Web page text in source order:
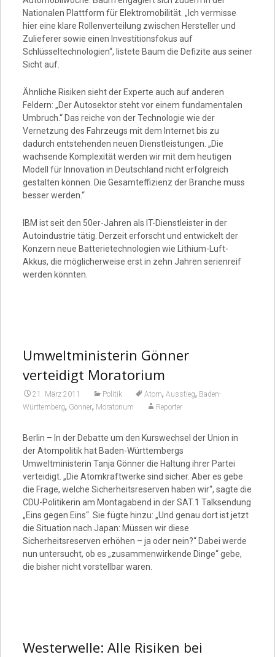
Nationalen Plattform für Elektromobilität. „Ich vermisse
hier eine klare Rollenverteilung zwischen Hersteller und
Zulieferer sowie einen Investitionsfokus auf
Schlüsseltechnologien“, listete Baum die Defizite aus seiner
Sicht auf.
Ähnliche Risiken sieht der Experte auch auf anderen
Feldern: „Der Autosektor steht vor einem fundamentalen
Umbruch.“ Das reiche von der Technologie wie der
Vernetzung des Fahrzeugs mit dem Internet bis zu
dadurch entstehenden neuen Dienstleistungen. „Die
wachsende Komplexität werden wir mit dem heutigen
Modell für Innovation in Deutschland nicht erfolgreich
gestalten können. Die Gesamteffizienz der Branche muss
besser werden.“
IBM ist seit den 50er-Jahren als IT-Dienstleister in der
Autoindustrie tätig. Derzeit erforscht und entwickelt der
Konzern neue Batterietechnologien wie Lithium-Luft-
Akkus, die möglicherweise erst in zehn Jahren serienreif
werden könnten.
Umweltministerin Gönner
verteidigt Moratorium
21. März 2011 Politik Atom, Ausstieg, Baden-
Württemberg, Gönner, Moratorium Reporter
Berlin – In der Debatte um den Kurswechsel der Union in
der Atompolitik hat Baden-Württembergs
Umweltministerin Tanja Gönner die Haltung ihrer Partei
verteidigt. „Die Atomkraftwerke sind sicher. Aber es gebe
die Frage, welche Sicherheitsreserven haben wir“, sagte die
CDU-Politikerin am Montagabend in der SAT.1 Talksendung
„Eins gegen Eins“. Sie fügte hinzu: „Und genau dort ist jetzt
die Situation nach Japan: Müssen wir diese
Sicherheitsreserven erhöhen – ja oder nein?“ Dabei werde
nun untersucht, ob es „zusammenwirkende Dinge“ gebe,
die bisher nicht vorstellbar waren.
Westerwelle: Alle Risiken bei